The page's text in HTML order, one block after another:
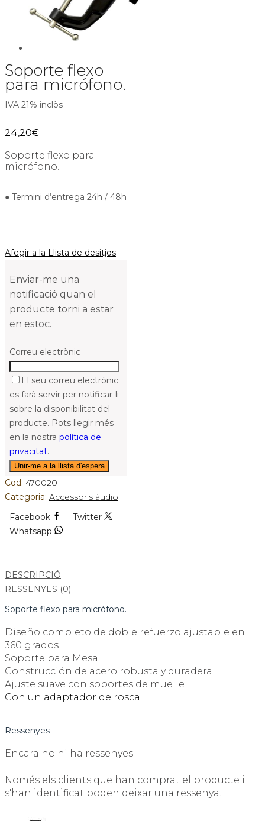
Soporte flexo
para micrófono.
IVA 21% inclòs
24,20€
Soporte flexo para
micrófono.
● Termini d’entrega 24h / 48h
Afegir a la Llista de desitjos
Enviar-me una
notificació quan el
producte torni a estar
en estoc.
Correu electrònic
El seu correu electrònic
es farà servir per notificar-li
sobre la disponibilitat del
producte. Pots llegir més
en la nostra política de
privacitat.
Cod: 470020
Categoria: Accessoris àudio
Facebook
Twitter
Whatsapp
DESCRIPCIÓ
RESSENYES (0)
Soporte flexo para micrófono.
Diseño completo de doble refuerzo ajustable en
360 grados
Soporte para Mesa
Construcción de acero robusta y duradera
Ajuste suave con soportes de muelle
Con un adaptador de rosca.
Ressenyes
Encara no hi ha ressenyes.
Només els clients que han comprat el producte i
s'han identificat poden deixar una ressenya.